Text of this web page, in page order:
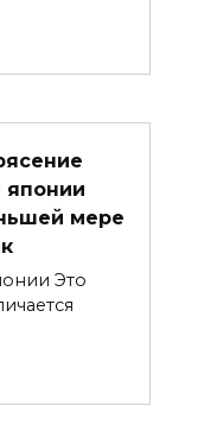
японии
мере
Это